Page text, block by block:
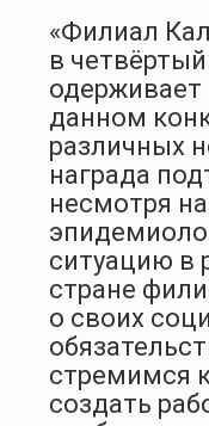
«Филиал
в четвёртый
одерживает
данном
различных
награда
несмотря
ситуацию в
стране
о своих
стремимся
создать